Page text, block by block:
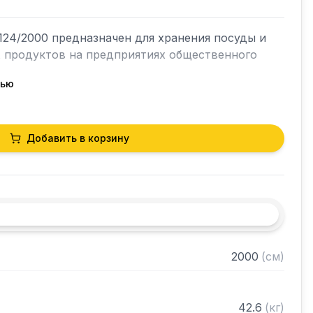
2000 предназначен для хранения посуды и
на предприятиях общественного
разборный
нержавеющей стали марки AISI 430 толщиной
регулируемое с шагом 50 мм
разобранном виде
Добавить в корзину
2000 (см)
42.6 (кг)